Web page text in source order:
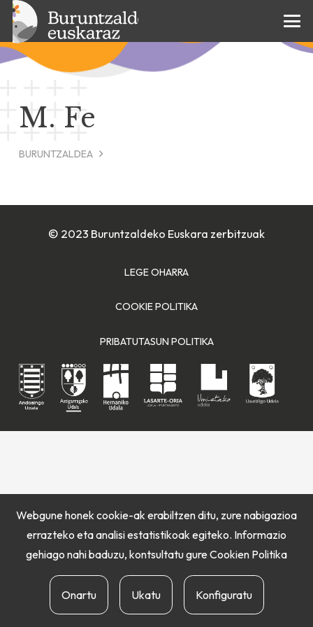
M. Fe
BURUNTZALDEA
© 2023 Buruntzaldeko Euskara zerbitzuak
LEGE OHARRA
COOKIE POLITIKA
PRIBATUTASUN POLITIKA
Webgune honek cookie-ak erabiltzen ditu, zure nabigazioa
errazteko eta analisi estatistikoak egiteko. Informazio
gehiago nahi baduzu, kontsultatu gure Cookien Politika
Onartu Ukatu Konfiguratu